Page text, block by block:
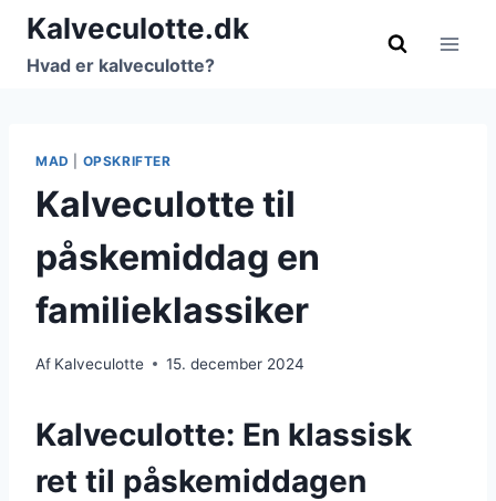
Fortsæt
indhold
Kalveculotte.dk
Hvad er kalveculotte?
MAD OPSKRIFTER
Kalveculotte til
påskemiddag en
familieklassiker
Af Kalveculotte 15. december 2024
Kalveculotte: En klassisk
ret til påskemiddagen